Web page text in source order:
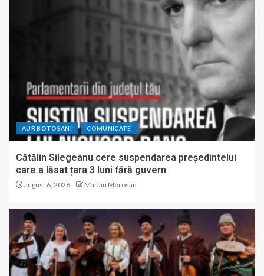
AUR BOTOSANI COMUNICATE
Cătălin Silegeanu cere suspendarea președintelui
care a lăsat țara 3 luni fără guvern
august 6, 2026 Marian Morosan